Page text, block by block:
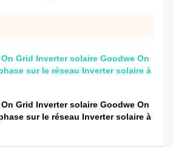
On Grid Inverter solaire Goodwe On
sur le réseau Inverter solaire à
On Grid Inverter solaire Goodwe On
sur le réseau Inverter solaire à